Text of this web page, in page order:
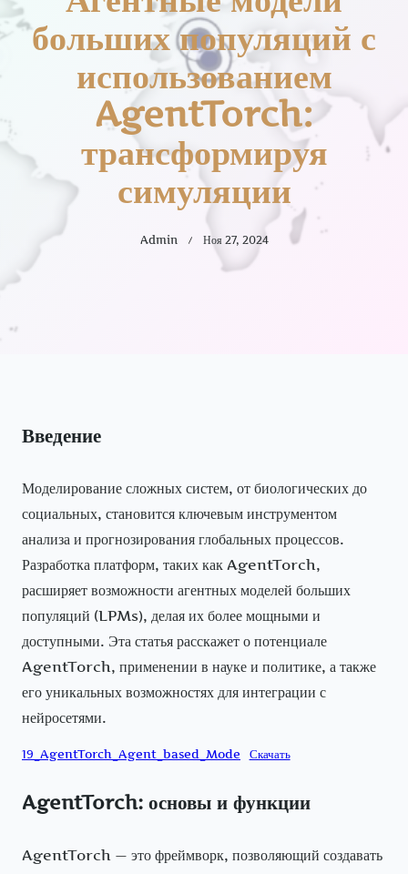
больших популяций с
использованием
AgentTorch:
трансформируя
симуляции
Admin Ноя 27, 2024
Введение
Моделирование сложных систем, от биологических до
социальных, становится ключевым инструментом
анализа и прогнозирования глобальных процессов.
Разработка платформ, таких как AgentTorch,
расширяет возможности агентных моделей больших
популяций (LPMs), делая их более мощными и
доступными. Эта статья расскажет о потенциале
AgentTorch, применении в науке и политике, а также
его уникальных возможностях для интеграции с
нейросетями.
19_AgentTorch_Agent_based_Mode Скачать
AgentTorch: основы и функции
AgentTorch — это фреймворк, позволяющий создавать